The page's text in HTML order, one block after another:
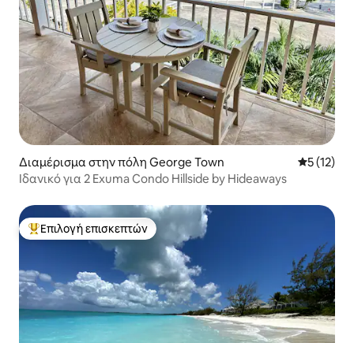
Διαμέρισμα στην πόλη George Town Μέση
5 (12)
Ιδανικό για 2 Exuma Condo Hillside by Hideaways
Κορυφαία επιλογή επισκεπτών
Επιλογή επισκεπτών